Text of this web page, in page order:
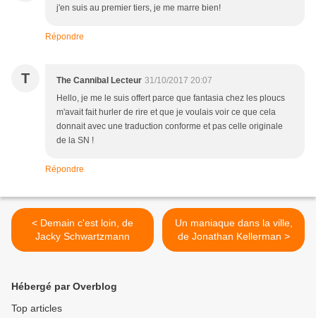
j'en suis au premier tiers, je me marre bien!
Répondre
T The Cannibal Lecteur 31/10/2017 20:07
Hello, je me le suis offert parce que fantasia chez les ploucs
m'avait fait hurler de rire et que je voulais voir ce que cela
donnait avec une traduction conforme et pas celle originale
de la SN !
Répondre
< Demain c'est loin, de
Jacky Schwartzmann
Un maniaque dans la ville,
de Jonathan Kellerman >
Hébergé par Overblog
Top articles